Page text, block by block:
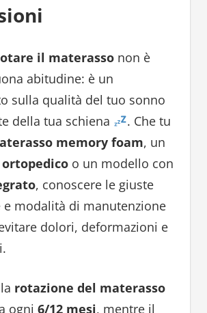
il materassonon è
abitudine: è un
sulla qualità del tuo sonno
della tua schiena
. Che tu
memory foam, un
o un modello con
, conoscere le giuste
modalità di manutenzione
dolori, deformazioni e
rotazione del materasso
ogni 6/12 mesi, mentre il